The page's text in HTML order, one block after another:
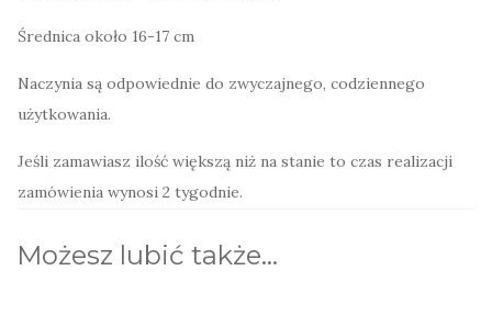
Średnica około 16-17 cm
Naczynia są odpowiednie do zwyczajnego, codziennego
użytkowania.
Jeśli zamawiasz ilość większą niż na stanie to czas realizacji
zamówienia wynosi 2 tygodnie.
Możesz lubić także…